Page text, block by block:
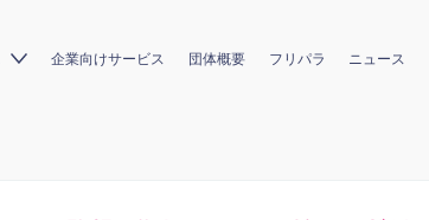
企業向けサービス 団体概要 フリパラ ニュース